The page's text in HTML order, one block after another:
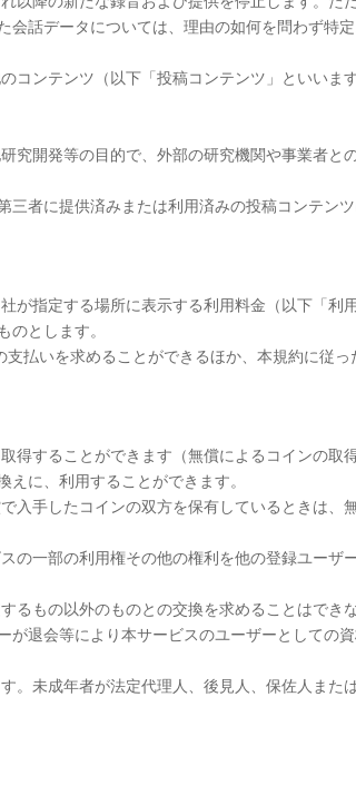
話データについては、理由の如何を問わず特
コンテンツ（以下「投稿コンテンツ」といいま
開発等の目的で、外部の研究機関や事業者と
者に提供済みまたは利用済みの投稿コンテン
が指定する場所に表示する利用料金（以下「利
とします。
払いを求めることができるほか、本規約に従
得することができます（無償によるコインの取
に、利用することができます。
入手したコインの双方を保有しているときは、
の一部の利用権その他の権利を他の登録ユーザ
もの以外のものとの交換を求めることはでき
退会等により本サービスのユーザーとしての
。未成年者が法定代理人、後見人、保佐人また